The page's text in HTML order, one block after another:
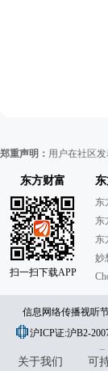
郑重声明： 用户在社区
东方财富
扫一扫下载APP
东
东
东
妙
信息网络传播视听
沪ICP证:沪B2-
31010402000120号
关于我们 可